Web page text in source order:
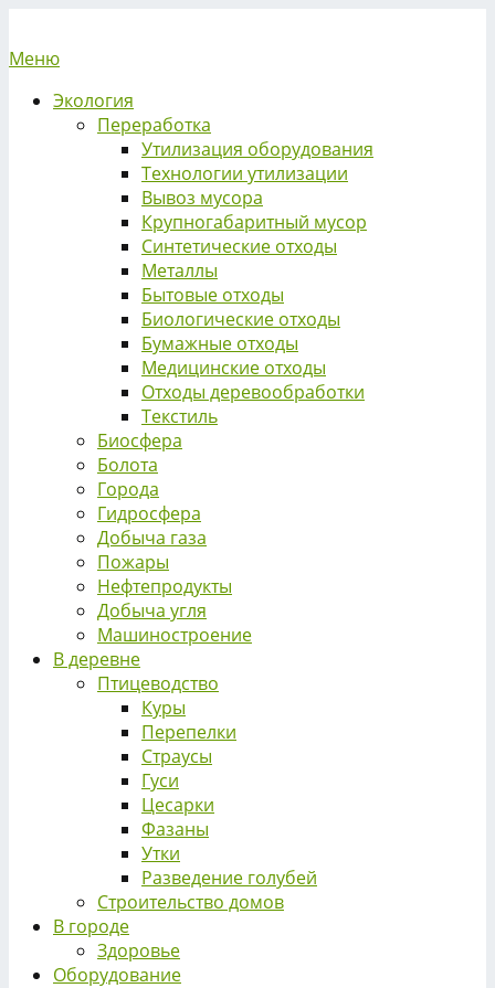
Меню
Экология
Переработка
Утилизация оборудования
Технологии утилизации
Вывоз мусора
Крупногабаритный мусор
Синтетические отходы
Металлы
Бытовые отходы
Биологические отходы
Бумажные отходы
Медицинские отходы
Отходы деревообработки
Текстиль
Биосфера
Болота
Города
Гидросфера
Добыча газа
Пожары
Нефтепродукты
Добыча угля
Машиностроение
В деревне
Птицеводство
Куры
Перепелки
Страусы
Гуси
Цесарки
Фазаны
Утки
Разведение голубей
Строительство домов
В городе
Здоровье
Оборудование